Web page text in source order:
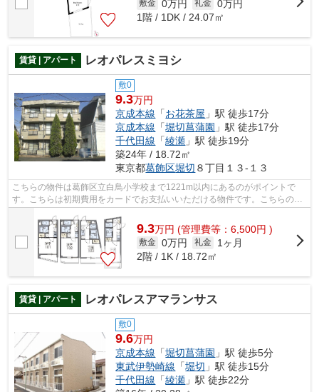
敷金 0万円 礼金 0万円
1階 / 1DK / 24.07㎡
賃貸 | アパート レオパレスミヨシ
敷0
9.3万円
京成本線 「お花茶屋 」駅 徒歩17分
京成本線 「堀切菖蒲園 」駅 徒歩17分
千代田線 「綾瀬 」駅 徒歩19分
築24年 / 18.72㎡
東京都葛飾区堀切 ８丁目１３-１３
こちらの物件は葛飾区立白鳥小学校まで1221m以内にあるのがポイントで
す。こちらは初期費用をカードでお支払いいただける物件です。こちらの物
9.3万円 (管理費等：6,500円 )
敷金 0万円 礼金
1ヶ月
2階 / 1K / 18.72㎡
賃貸 | アパート レオパレスアマランサス
敷0
9.6万円
京成本線 「堀切菖蒲園 」駅 徒歩5分
東武伊勢崎線 「堀切 」駅 徒歩15分
千代田線 「綾瀬 」駅 徒歩22分